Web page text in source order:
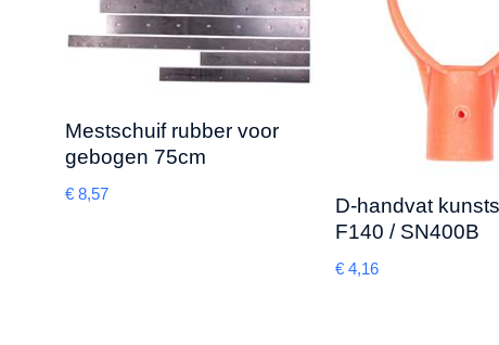
Mestschuif rubber voor
gebogen 75cm
€ 8,57
D-handvat
F140 / SN400B
€4,16